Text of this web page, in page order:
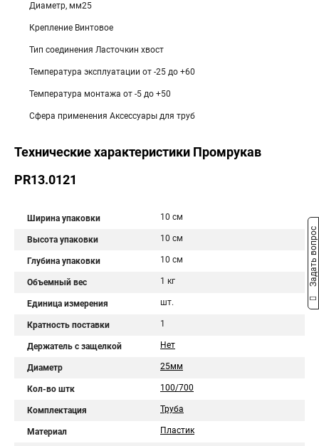
Диаметр, мм25
Крепление Винтовое
Тип соединения Ласточкин хвост
Температура эксплуатации от -25 до +60
Температура монтажа от -5 до +50
Сфера применения Аксессуары для труб
Технические характеристики Промрукав
PR13.0121
Ширина упаковки 10 см
Высота упаковки 10 см
Глубина упаковки 10 см
Объемный вес 1 кг
Единица измерения шт.
Кратность поставки 1
Держатель с защелкой Нет
Диаметр 25мм
Кол-во штк 100/700
Комплектация Труба
Материал Пластик
Задать вопрос